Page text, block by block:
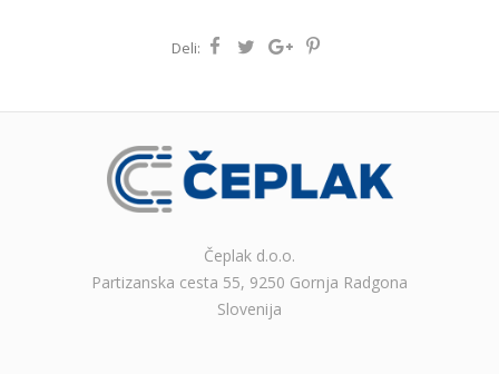
Deli:
Čeplak d.o.o.
Partizanska cesta 55, 9250 Gornja Radgona
Slovenija